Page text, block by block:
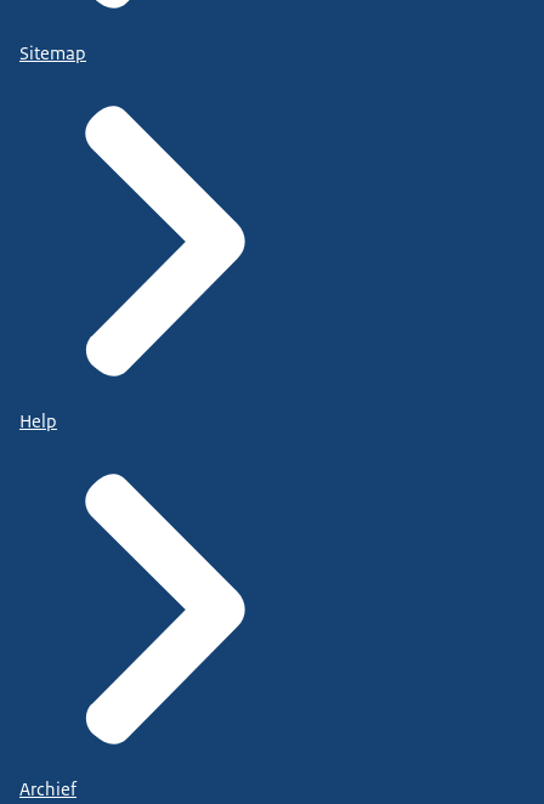
Sitemap
Help
Archief